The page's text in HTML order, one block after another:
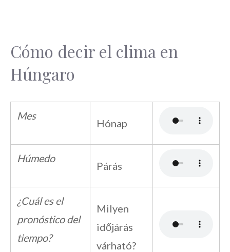
Cómo decir el clima en
Húngaro
Mes
Hónap
Húmedo
Párás
¿Cuál es el
pronóstico del
tiempo?
Milyen
időjárás
várható?